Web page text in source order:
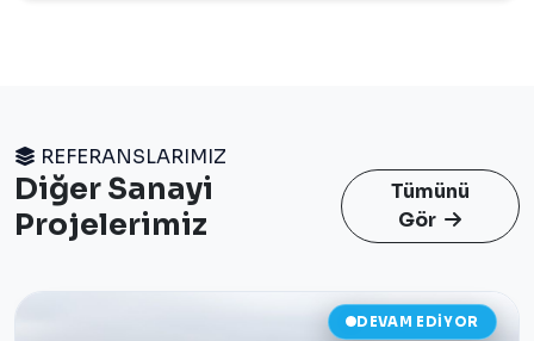
REFERANSLARIMIZ
Diğer Sanayi
Projelerimiz
Tümünü
Gör
DEVAM EDIYOR